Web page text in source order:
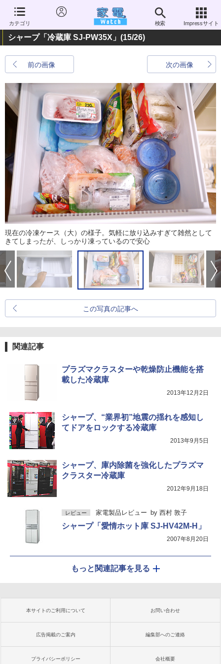
カテゴリ 検索 Impressサイト
シャープ「冷蔵庫 SJ-PW35X」 (15/26)
前の画像 次の画像
現在の冷凍ケース（大）の様子。気軽に放り込みすぎて雑然として
きてしまったが、しっかり凍っているので安心
この写真の記事へ
関連記事
プラズマクラスターや乾燥防止機能を搭
載した冷蔵庫
2013年12月2日
シャープ、“業界初”地震の揺れを感知し
てドアをロックする冷蔵庫
2013年9月5日
シャープ、庫内除菌を強化したプラズマ
クラスター冷蔵庫
2012年9月18日
レビュー 家電製品レビュー by 西村 敦子
シャープ「愛情ホット庫 SJ-HV42M-H」
2007年8月20日
もっと関連記事を見る
本サイトのご利用について お問い合わせ
広告掲載のご案内 編集部へのご連絡
プライバシーポリシー 会社概要